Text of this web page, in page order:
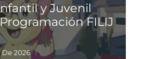
y Juvenil
FILIJ
De 2026